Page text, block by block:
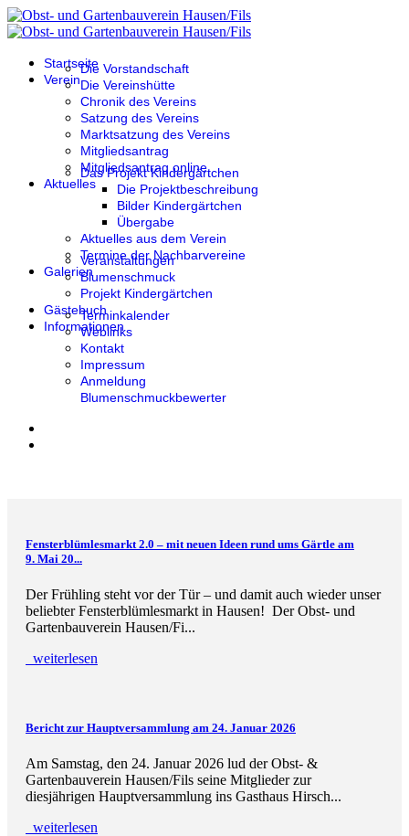
Startseite
Verein
Die Vorstandschaft
Die Vereinshütte
Chronik des Vereins
Satzung des Vereins
Marktsatzung des Vereins
Mitgliedsantrag
Mitgliedsantrag online
Aktuelles
Das Projekt Kindergärtchen
Die Projektbeschreibung
Bilder Kindergärtchen
Übergabe
Aktuelles aus dem Verein
Termine der Nachbarvereine
Galerien
Veranstaltungen
Blumenschmuck
Projekt Kindergärtchen
Gästebuch
Informationen
Terminkalender
Weblinks
Kontakt
Impressum
Anmeldung
Blumenschmuckbewerter
Fensterblümlesmarkt 2.0 – mit neuen Ideen rund ums Gärtle am
9. Mai 20...
Der Frühling steht vor der Tür – und damit auch wieder unser
beliebter Fensterblümlesmarkt in Hausen! Der Obst- und
Gartenbauverein Hausen/Fi...
weiterlesen
Bericht zur Hauptversammlung am 24. Januar 2026
Am Samstag, den 24. Januar 2026 lud der Obst- &
Gartenbauverein Hausen/Fils seine Mitglieder zur
diesjährigen Hauptversammlung ins Gasthaus Hirsch...
weiterlesen